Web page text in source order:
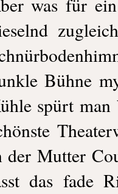
Bühne
spürt
der Mutter
das fade